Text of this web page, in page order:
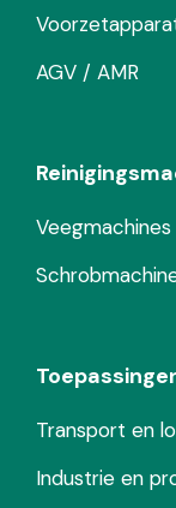
AGV / AMR
Veegmachines
Transport en
Industrie en